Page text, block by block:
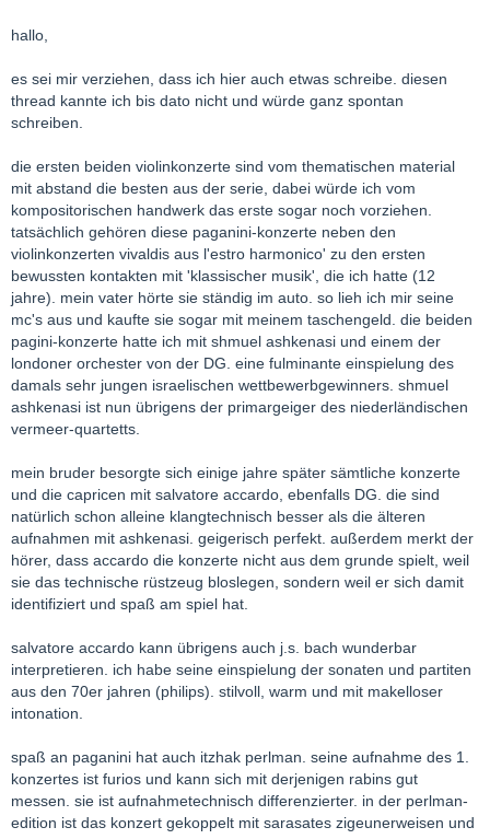
hallo,
es sei mir verziehen, dass ich hier auch etwas schreibe. diesen
thread kannte ich bis dato nicht und würde ganz spontan
schreiben.
die ersten beiden violinkonzerte sind vom thematischen material
mit abstand die besten aus der serie, dabei würde ich vom
kompositorischen handwerk das erste sogar noch vorziehen.
tatsächlich gehören diese paganini-konzerte neben den
violinkonzerten vivaldis aus l'estro harmonico' zu den ersten
bewussten kontakten mit 'klassischer musik', die ich hatte (12
jahre). mein vater hörte sie ständig im auto. so lieh ich mir seine
mc's aus und kaufte sie sogar mit meinem taschengeld. die beiden
pagini-konzerte hatte ich mit shmuel ashkenasi und einem der
londoner orchester von der DG. eine fulminante einspielung des
damals sehr jungen israelischen wettbewerbgewinners. shmuel
ashkenasi ist nun übrigens der primargeiger des niederländischen
vermeer-quartetts.
mein bruder besorgte sich einige jahre später sämtliche konzerte
und die capricen mit salvatore accardo, ebenfalls DG. die sind
natürlich schon alleine klangtechnisch besser als die älteren
aufnahmen mit ashkenasi. geigerisch perfekt. außerdem merkt der
hörer, dass accardo die konzerte nicht aus dem grunde spielt, weil
sie das technische rüstzeug bloslegen, sondern weil er sich damit
identifiziert und spaß am spiel hat.
salvatore accardo kann übrigens auch j.s. bach wunderbar
interpretieren. ich habe seine einspielung der sonaten und partiten
aus den 70er jahren (philips). stilvoll, warm und mit makelloser
intonation.
spaß an paganini hat auch itzhak perlman. seine aufnahme des 1.
konzertes ist furios und kann sich mit derjenigen rabins gut
messen. sie ist aufnahmetechnisch differenzierter. in der perlman-
edition ist das konzert gekoppelt mit sarasates zigeunerweisen und